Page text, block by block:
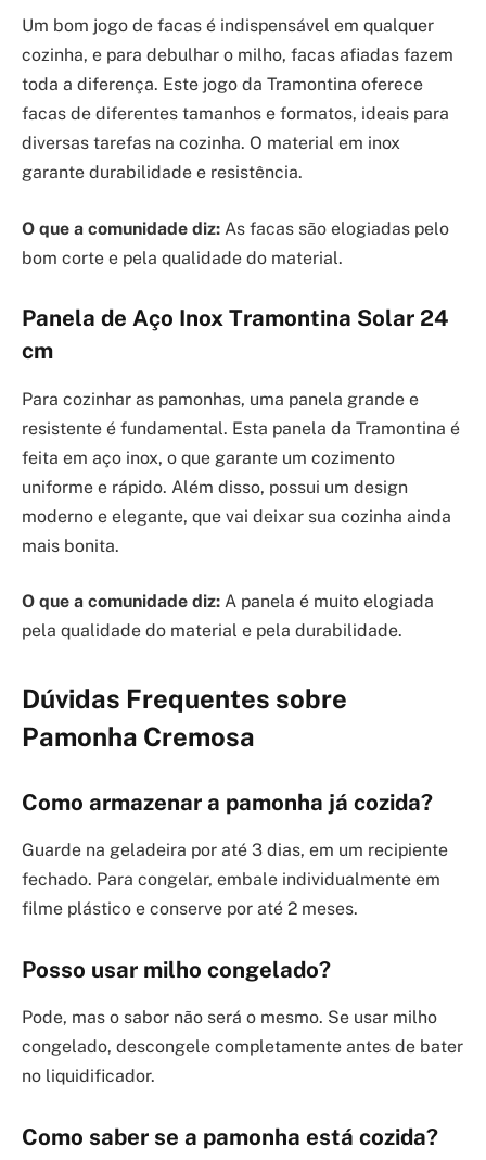
Um bom jogo de facas é indispensável em qualquer
cozinha, e para debulhar o milho, facas afiadas fazem
toda a diferença. Este jogo da Tramontina oferece
facas de diferentes tamanhos e formatos, ideais para
diversas tarefas na cozinha. O material em inox
garante durabilidade e resistência.
O que a comunidade diz: As facas são elogiadas pelo
bom corte e pela qualidade do material.
Panela de Aço Inox Tramontina Solar 24
cm
Para cozinhar as pamonhas, uma panela grande e
resistente é fundamental. Esta panela da Tramontina é
feita em aço inox, o que garante um cozimento
uniforme e rápido. Além disso, possui um design
moderno e elegante, que vai deixar sua cozinha ainda
mais bonita.
O que a comunidade diz: A panela é muito elogiada
pela qualidade do material e pela durabilidade.
Dúvidas Frequentes sobre
Pamonha Cremosa
Como armazenar a pamonha já cozida?
Guarde na geladeira por até 3 dias, em um recipiente
fechado. Para congelar, embale individualmente em
filme plástico e conserve por até 2 meses.
Posso usar milho congelado?
Pode, mas o sabor não será o mesmo. Se usar milho
congelado, descongele completamente antes de bater
no liquidificador.
Como saber se a pamonha está cozida?